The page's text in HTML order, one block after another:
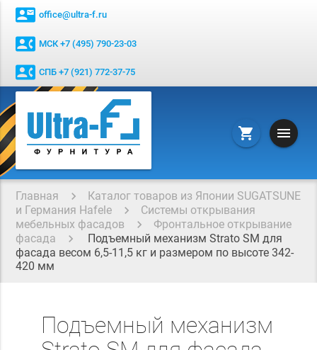
contact_mail office@ultra-f.ru
contact_phone МСК +7 (495) 790-23-03
contact_phone СПБ +7 (921) 772-37-75
shopping_cart menu
Главная
Каталог товаров из Японии SUGATSUNE
и Германия Hafele
Системы открывания
мебельных фасадов
Фронтальное открывание
фасада
Подъемный механизм Strato SM для
фасада весом 6,5-11,5 кг и размером по высоте 342-
420 мм
Подъемный механизм